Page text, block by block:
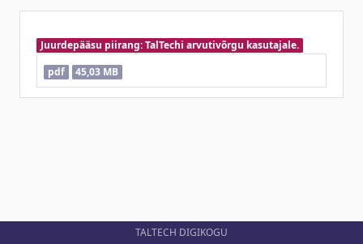
Juurdepääsu piirang: TalTechi arvutivõrgu kasutajale.
pdf
45,03 MB
TALTECH DIGIKOGU